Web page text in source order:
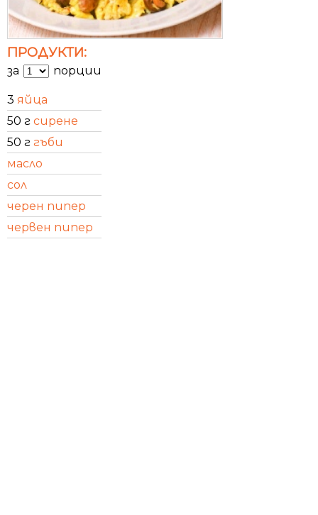
ПРОДУКТИ:
за порции
3 яйца
50 г сирене
50 г гъби
масло
сол
черен пипер
червен пипер